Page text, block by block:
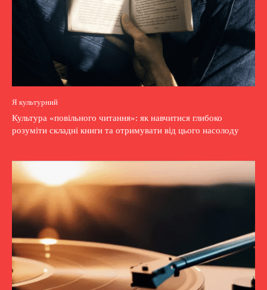
Я культурний
Культура «повільного читання»: як навчитися глибоко
розуміти складні книги та отримувати від цього насолоду